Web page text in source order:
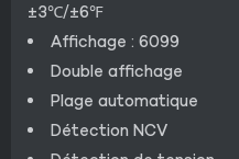
±3℃/±6℉
Affichage : 6099
Double affichage
Plage automatique
Détection NCV